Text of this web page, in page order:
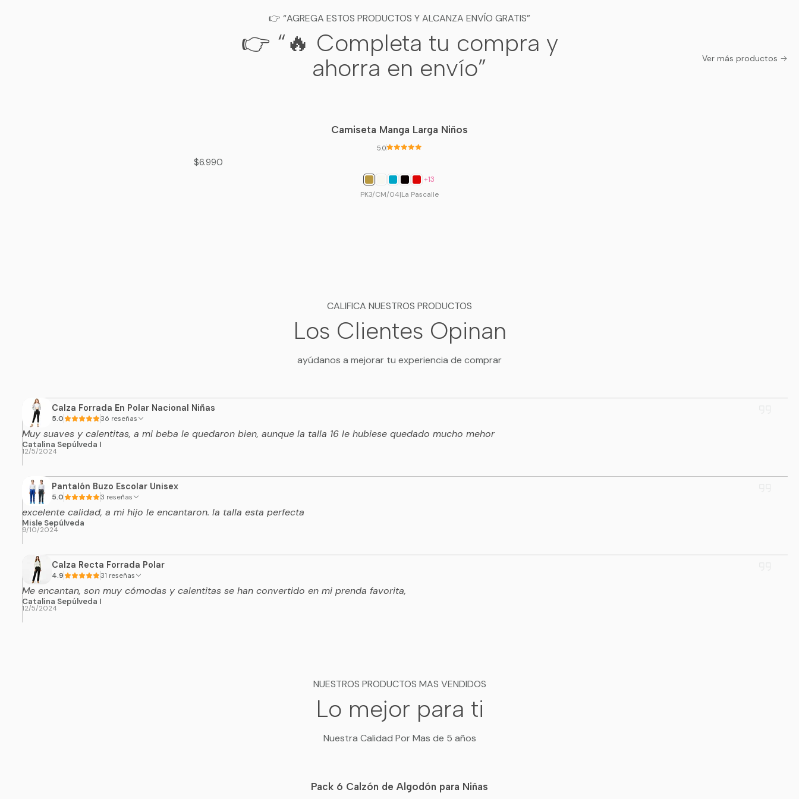
👉 “AGREGA ESTOS PRODUCTOS Y ALCANZA ENVÍO GRATIS”
👉 “🔥 Completa tu compra y
ahorra en envío”
Ver más productos
Camiseta Manga Larga Niños
5.0
$6.990
+13
PK3/CM/04|La Pascalle
CALIFICA NUESTROS PRODUCTOS
Los Clientes Opinan
ayúdanos a mejorar tu experiencia de comprar
Calza Forrada En Polar Nacional Niñas
5.0 36 reseñas
Muy suaves y calentitas, a mi beba le quedaron bien, aunque la talla 16 le hubiese quedado mucho mehor
Catalina Sepúlveda I
12/5/2024
Pantalón Buzo Escolar Unisex
5.0 3 reseñas
excelente calidad, a mi hijo le encantaron. la talla esta perfecta
Misle Sepúlveda
9/10/2024
Calza Recta Forrada Polar
4.9 31 reseñas
Me encantan, son muy cómodas y calentitas se han convertido en mi prenda favorita,
Catalina Sepúlveda I
12/5/2024
NUESTROS PRODUCTOS MAS VENDIDOS
Lo mejor para ti
Nuestra Calidad Por Mas de 5 años
Pack 6 Calzón de Algodón para Niñas